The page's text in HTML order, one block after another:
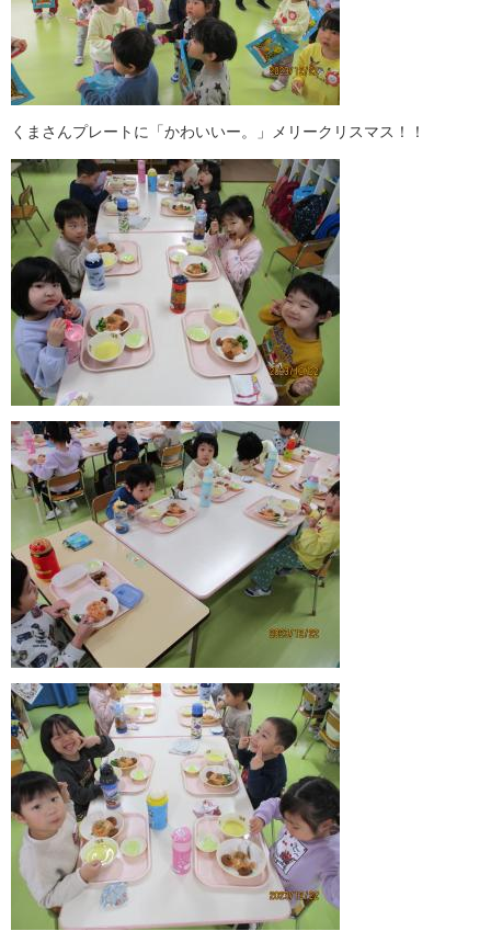
くまさんプレートに「かわいいー。」メリークリスマス！！